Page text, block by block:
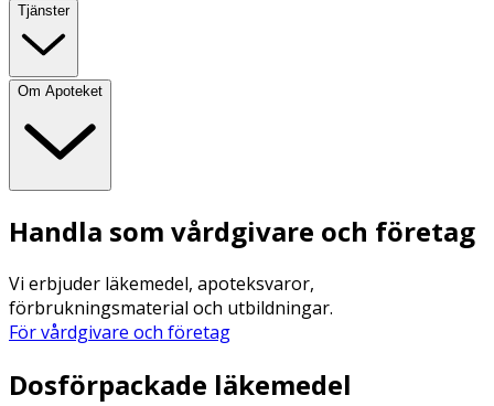
Tjänster
Om Apoteket
Handla som vårdgivare och företag
Vi erbjuder läkemedel, apoteksvaror,
förbrukningsmaterial och utbildningar.
För vårdgivare och företag
Dosförpackade läkemedel